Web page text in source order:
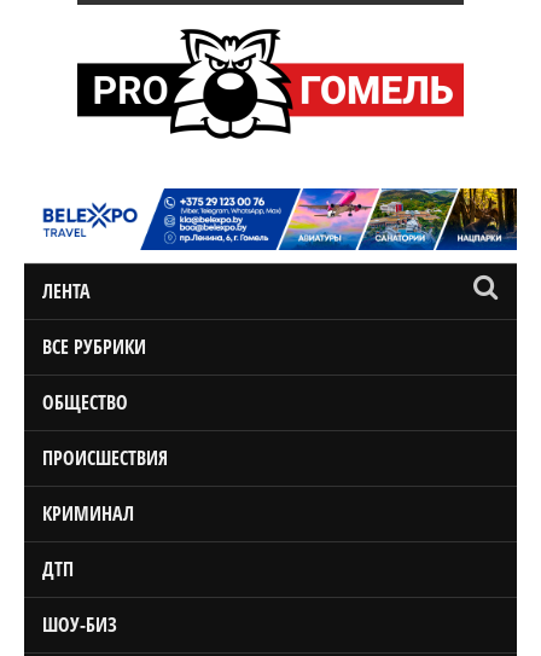
ЛЕНТА
ВСЕ РУБРИКИ
ОБЩЕСТВО
ПРОИСШЕСТВИЯ
КРИМИНАЛ
ДТП
ШОУ-БИЗ